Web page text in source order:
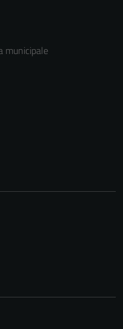
municipale
Questi cookie